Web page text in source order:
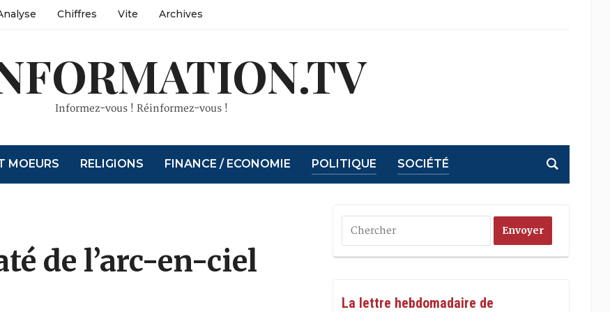
Chiffres Vite Archives
Informez-vous ! Réinformez-vous !
MOEURS RELIGIONS FINANCE / ECONOMIE POLITIQUE SOCIÉTÉ
de l’arc-en-ciel
La lettre hebdomadaire de